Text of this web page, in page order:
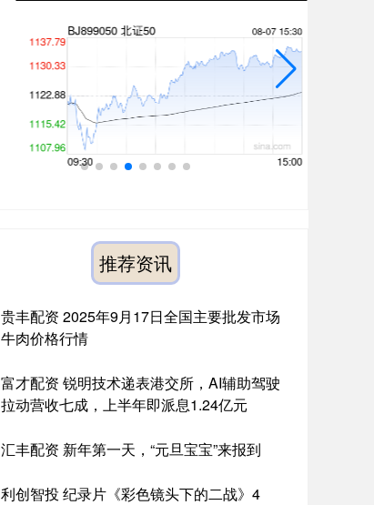
推荐资讯
贵丰配资 2025年9月17日全国主要批发市场
牛肉价格行情
富才配资 锐明技术递表港交所，AI辅助驾驶
拉动营收七成，上半年即派息1.24亿元
汇丰配资 新年第一天，“元旦宝宝”来报到
利创智投 纪录片《彩色镜头下的二战》4